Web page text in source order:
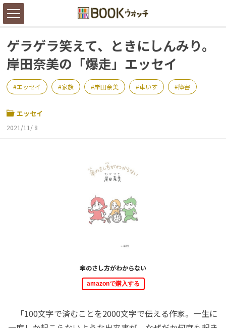
ゲラゲラ笑えて、ときにしんみり。
岸田奈美の「爆走」エッセイ
エッセイ 家族 岸田奈美 車いす 障害
エッセイ
2021/11/ 8
傘のさし方がわからない
amazonで購入する
「100文字で済むことを2000文字で伝える作家。一生に